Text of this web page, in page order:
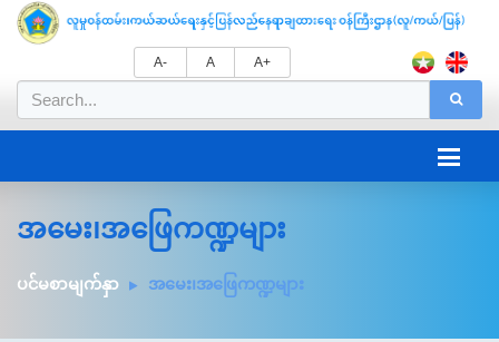
A- A A+
အမေး၊အဖြေကဏ္ဍများ
ပင်မစာမျက်နှာ အမေး၊အဖြေကဏ္ဍများ